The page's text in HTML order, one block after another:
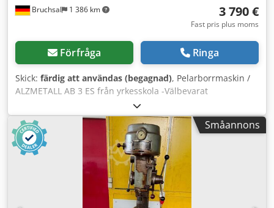
Bruchsal 1 386 km 3 790 €
Fast pris plus moms
Förfråga Ringa
Skick: färdig att användas (begagnad), Pelarborrmaskin /
ALZMETALL AB 3 ES från yrkesskola -Välbevarat
originalskick -Borrkapacitet / stål max 35 mm -Utligg: 280
mm -Bordstorlek: 600x470 mm -Borrdjup: 180 mm -Konisk
fäste MK 3 -Steglös varvtalsreglering -Borrdjupsstopp -
Varvtalsindikator -Borrchuck -Dokumentation
Chjdpoyzakrsfx Afuoa Mått: L x B x H 1,2x0,8x2 meter / Vikt
480 kg Reservation för fel och misstag
Småannons